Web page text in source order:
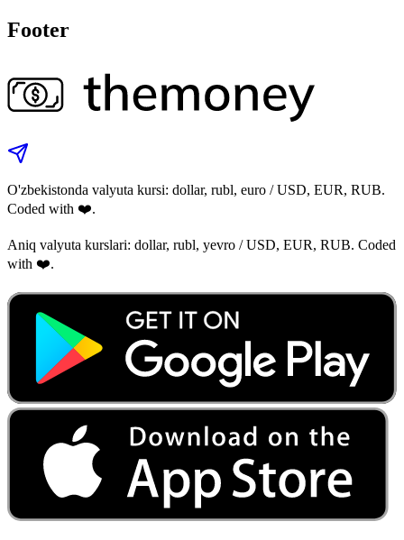
Footer
O'zbekistonda valyuta kursi: dollar, rubl, euro / USD, EUR, RUB.
Coded with ❤️.
Aniq valyuta kurslari: dollar, rubl, yevro / USD, EUR, RUB. Coded
with ❤️.